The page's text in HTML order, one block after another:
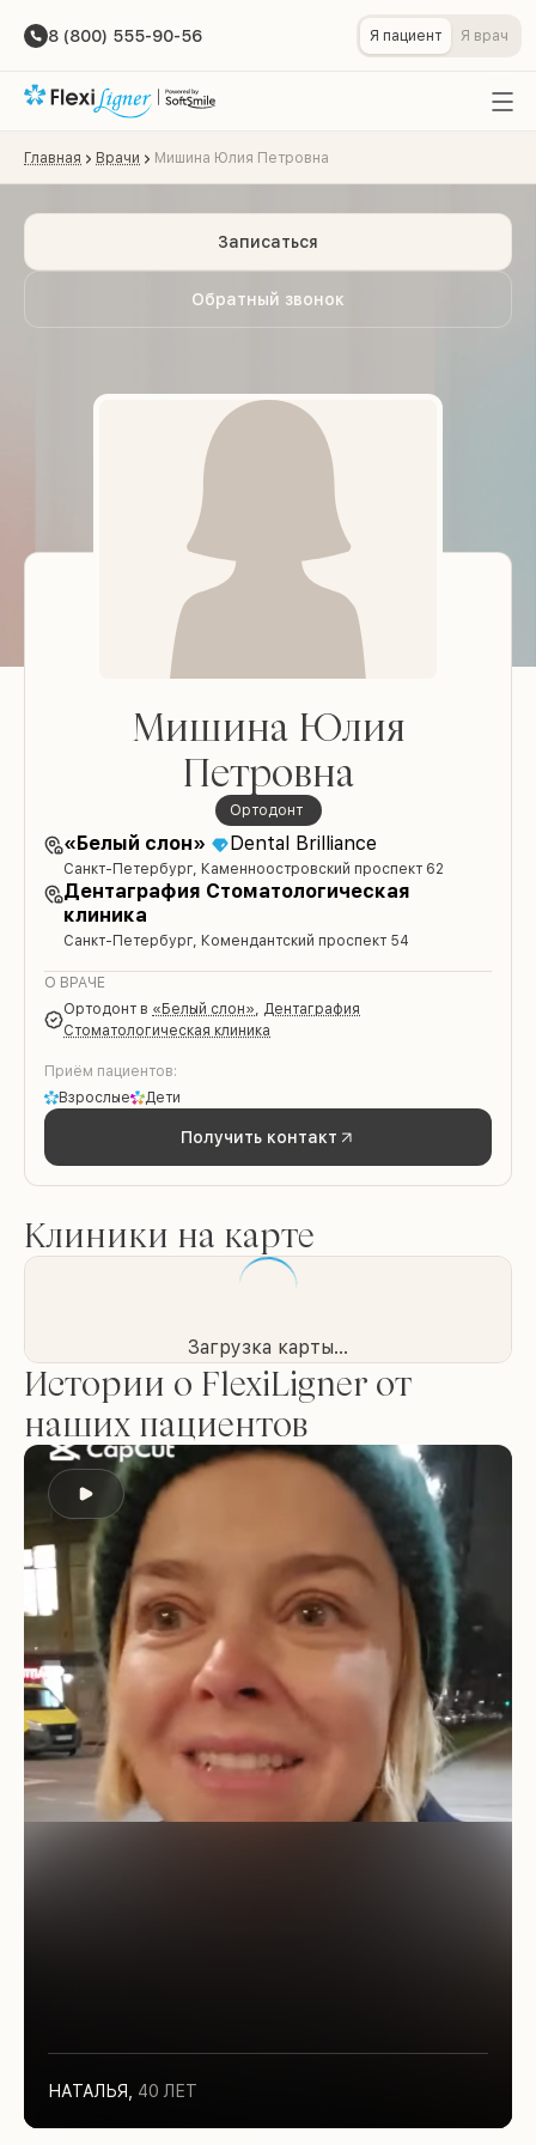
8 (800) 555-90-56 Я пациент Я врач
Главная Врачи Мишина Юлия Петровна
Обратный звонок
Записаться
Мишина Юлия
Петровна
ортодонт
«Белый слон» Dental Brilliance
Санкт-Петербург, Каменноостровский проспект 62
Дентаграфия Стоматологическая
клиника
Санкт-Петербург, Комендантский проспект 54
О ВРАЧЕ
ортодонт в «Белый слон», Дентаграфия
Стоматологическая клиника
Приём пациентов:
Взрослые
Дети
Получить контакт
Клиники на карте
Загрузка карты...
Истории о FlexiLigner от
наших пациентов
НАТАЛЬЯ, 40 ЛЕТ